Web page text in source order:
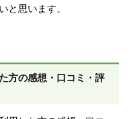
と思います。
方の感想・口コミ・評